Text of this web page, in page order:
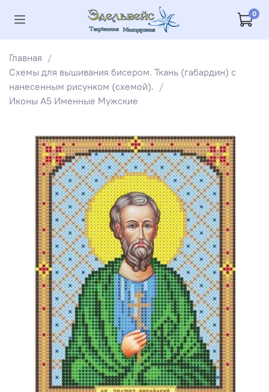
0
Главная
Схемы для вышивания бисером. Ткань (габардин) с
нанесенным рисунком (схемой).
Иконы А5 Именные Мужские